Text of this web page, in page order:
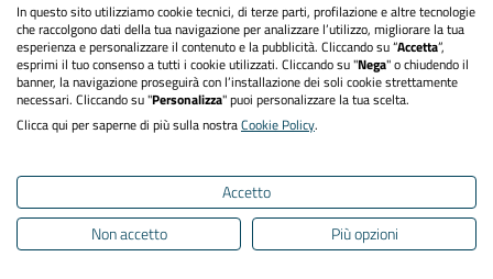
Privacy Policy
Dichiarazione di accessibilità
Mappa del sito
In questo sito utilizziamo cookie tecnici, di terze parti, profilazione e altre tecnologie
che raccolgono dati della tua navigazione per analizzare l’utilizzo, migliorare la tua
esperienza e personalizzare il contenuto e la pubblicità. Cliccando su “Accetta”,
esprimi il tuo consenso a tutti i cookie utilizzati. Cliccando su "Nega" o chiudendo il
banner, la navigazione proseguirà con l’installazione dei soli cookie strettamente
necessari. Cliccando su "Personalizza" puoi personalizzare la tua scelta.
Clicca qui per saperne di più sulla nostraCookie Policy.
Accetto
Non accetto
Più opzioni